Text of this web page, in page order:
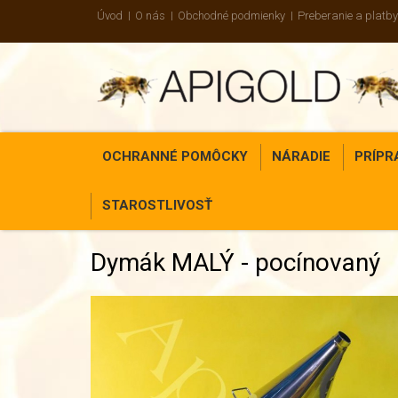
Úvod O nás Obchodné podmienky Preberanie a platby
OCHRANNÉ POMÔCKY NÁRADIE
STAROSTLIVOSŤ
Dymák MALÝ - pocínovaný